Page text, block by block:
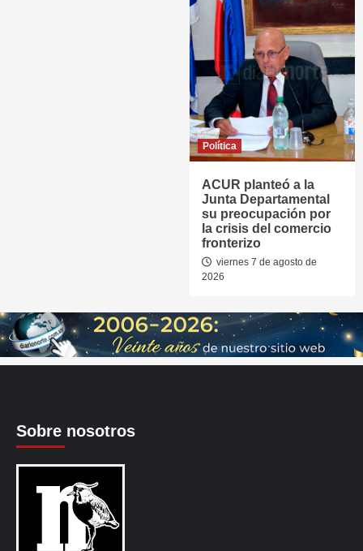
Política
ACUR planteó a la
Junta Departamental
su preocupación por
la crisis del comercio
fronterizo
viernes 7 de agosto de
2026
Sobre nosotros